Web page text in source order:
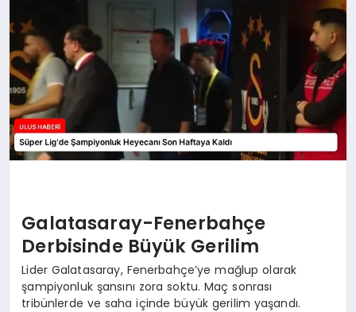
Galatasaray-Fenerbahçe
Derbisinde Büyük Gerilim
Lider Galatasaray, Fenerbahçe’ye mağlup olarak
şampiyonluk şansını zora soktu. Maç sonrası
tribünlerde ve saha içinde büyük gerilim yaşandı.